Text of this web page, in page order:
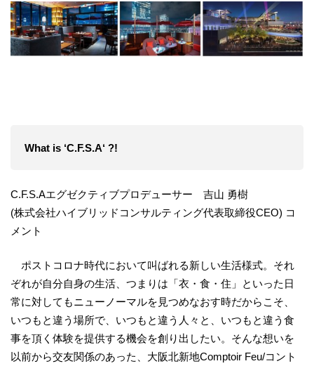
What is ‘C.F.S.A‘ ?!
C.F.S.Aエグゼクティブプロデューサー 吉山 勇樹
(株式会社ハイブリッドコンサルティング代表取締役CEO) コ
メント
ポストコロナ時代において叫ばれる新しい生活様式。それ
ぞれが自分自身の生活、つまりは「衣・食・住」といった日
常に対してもニューノーマルを見つめなおす時だからこそ、
いつもと違う場所で、いつもと違う人々と、いつもと違う食
事を頂く体験を提供する機会を創り出したい。そんな想いを
以前から交友関係のあった、大阪北新地Comptoir Feu/コント